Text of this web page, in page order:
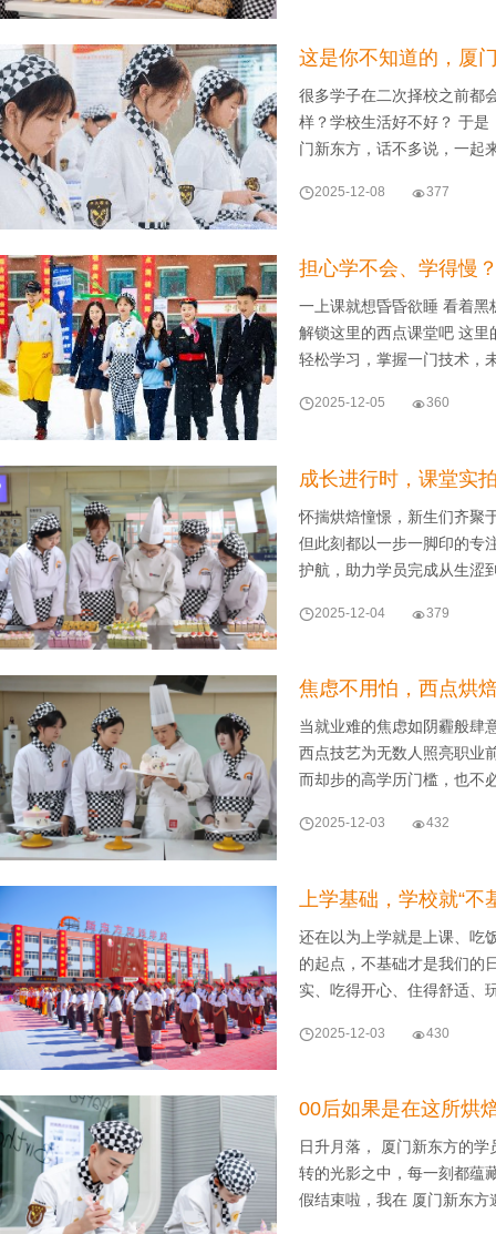
这是你不知道的，厦
很多学子在二次择校之前都
样？学校生活好不好？ 于
门新东方，话不多说，一
2025-12-08 377
担心学不会、学得慢
一上课就想昏昏欲睡 看着
解锁这里的西点课堂吧 这
轻松学习，掌握一门技术
2025-12-05 360
成长进行时，课堂实
怀揣烘焙憧憬，新生们齐聚
但此刻都以一步一脚印的专
护航，助力学员完成从生
2025-12-04 379
焦虑不用怕，西点烘
当就业难的焦虑如阴霾般肆
西点技艺为无数人照亮职业
而却步的高学历门槛，也
2025-12-03 432
上学基础，学校就“
还在以为上学就是上课、吃
的起点，不基础才是我们的
实、吃得开心、住得舒适
2025-12-03 430
00后如果是在这所烘
日升月落， 厦门新东方的
转的光影之中，每一刻都蕴
假结束啦，我在 厦门新东